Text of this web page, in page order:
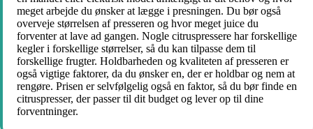
meget arbejde du ønsker at lægge i presningen. Du bør også
overveje størrelsen af presseren og hvor meget juice du
forventer at lave ad gangen. Nogle citruspressere har forskellige
kegler i forskellige størrelser, så du kan tilpasse dem til
forskellige frugter. Holdbarheden og kvaliteten af presseren er
også vigtige faktorer, da du ønsker en, der er holdbar og nem at
rengøre. Prisen er selvfølgelig også en faktor, så du bør finde en
citruspresser, der passer til dit budget og lever op til dine
forventninger.